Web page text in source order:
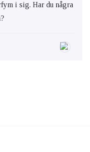
i sig. Har du några